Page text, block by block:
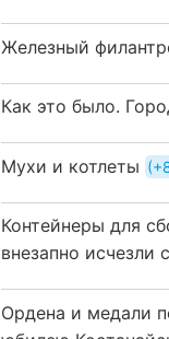
Железный
Как это было.
Мухи и котлеты
Контейнеры для
внезапно исчезли
Ордена и медали